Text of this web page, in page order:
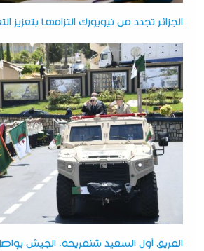
الجزائر تجدد من نيويورك التزامها بتعزيز
الفريق أول السعيد شنقريحة: الجيش